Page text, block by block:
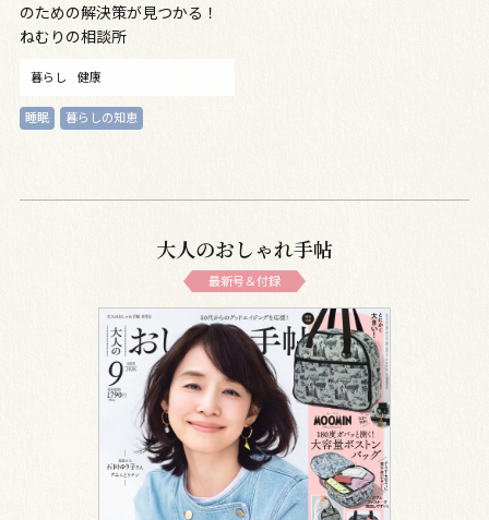
のための解決策が見つかる！
ねむりの相談所
暮らし 健康
睡眠 暮らしの知恵
大人のおしゃれ手帖
最新号＆付録